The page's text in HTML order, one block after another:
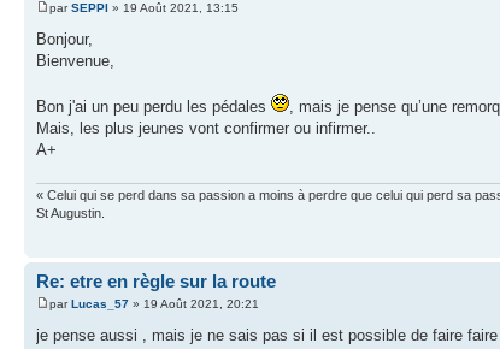
parSEPPI » 19 Août 2021, 13:15
Bonjour,
Bienvenue,
Bon j'ai un peu perdu les pédales
, mais je pense qu’une
Mais, les plus jeunes vont confirmer ou infirmer..
A+
« Celui qui se perd dans sa passion a moins à perdre que celui qui perd sa
St Augustin.
Re: etre en règle sur la route
parLucas_57 » 19 Août 2021, 20:21
je pense aussi , mais je ne sais pas si il est possible de faire